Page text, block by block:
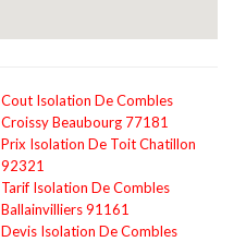
Cout Isolation De Combles
Croissy Beaubourg 77181
Prix Isolation De Toit Chatillon
92321
Tarif Isolation De Combles
Ballainvilliers 91161
Devis Isolation De Combles